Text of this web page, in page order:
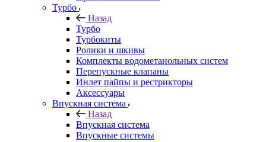
Турбо
Назад
Турбо
Турбокиты
Ролики и шкивы
Комплекты водометанольных систем
Перепускные клапаны
Инлет пайпы и рестрикторы
Аксессуары
Впускная система
Назад
Впускная система
Впускные системы